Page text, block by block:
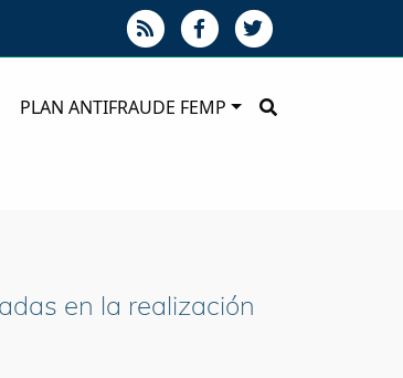
PLAN ANTIFRAUDE FEMP
en la realización